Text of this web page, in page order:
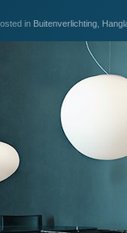
in Buitenverlichting